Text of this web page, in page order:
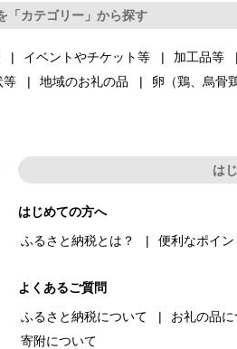
「カテゴリー」から探す
イベントやチケット等 加工品等
等 地域のお礼の品 卵（鶏、烏骨
は
はじめての方へ
ふるさと納税とは？
便利なポイン
よくあるご質問
ふるさと納税について
お礼の品に
寄附について